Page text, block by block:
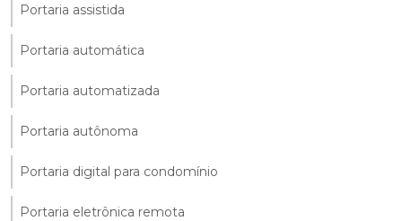
Portaria assistida
Portaria automática
Portaria automatizada
Portaria autônoma
Portaria digital para condomínio
Portaria eletrônica remota